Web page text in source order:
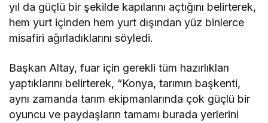
yıl da güçlü bir şekilde kapılarını açtığını belirterek,
hem yurt içinden hem yurt dışından yüz binlerce
misafiri ağırladıklarını söyledi.
Başkan Altay, fuar için gerekli tüm hazırlıkları
yaptıklarını belirterek, “Konya, tarımın başkenti,
aynı zamanda tarım ekipmanlarında çok güçlü bir
oyuncu ve paydaşların tamamı burada yerlerini